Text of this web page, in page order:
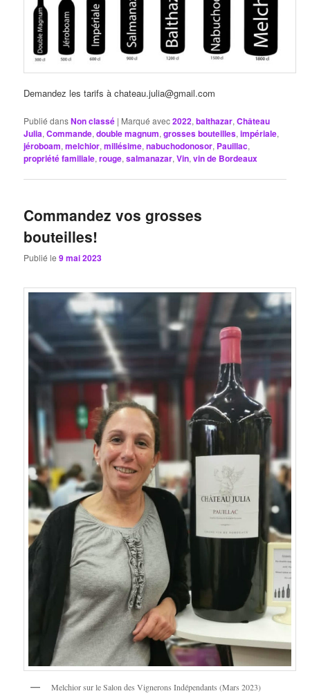
Demandez les tarifs à chateau.julia@gmail.com
Publié dansNon classé | Marqué avec2022,balthazar,Château
Julia,Commande,double magnum,grosses bouteilles,impériale,
jéroboam,melchior,millésime,nabuchodonosor, Pauillac,
propriété familiale,rouge,salmanazar,Vin,vin de Bordeaux
Commandez vos grosses
bouteilles!
Publié le9 mai 2023
Melchior sur le Salon des Vignerons Indépendants (Mars 2023)